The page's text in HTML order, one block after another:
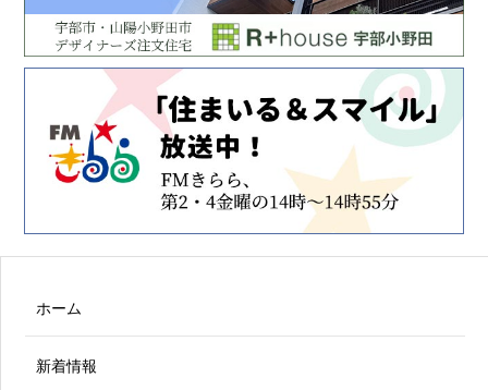
ホーム
新着情報